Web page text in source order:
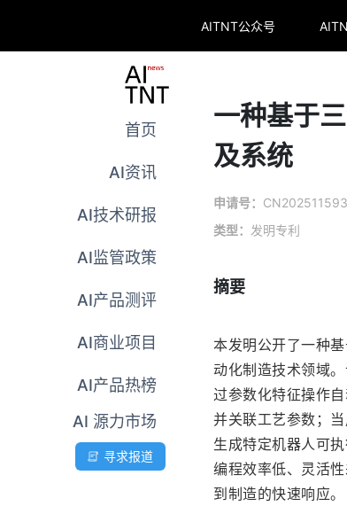
AITNT公众号
首页
AI资讯
AI技术研报
AI监管政策
AI产品测评
AI商业项目
AI产品热榜
AI 源力市场
寻求报道
一种基于
及系统
申请号：
类型：
发明专利
摘要
本发明公开了一种
动化制造技术领域
过参数化特征操作
并关联工艺参数；
生成特定机器人可
编程效率低、灵活